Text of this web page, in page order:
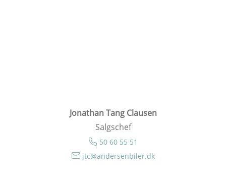
Jonathan Tang Clausen
Salgschef
50 60 55 51
jtc@andersenbiler.dk